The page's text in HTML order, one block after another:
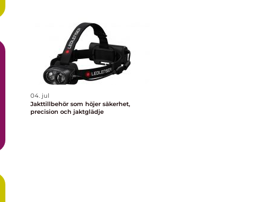
04. jul
Jakttillbehör som höjer säkerhet,
precision och jaktglädje